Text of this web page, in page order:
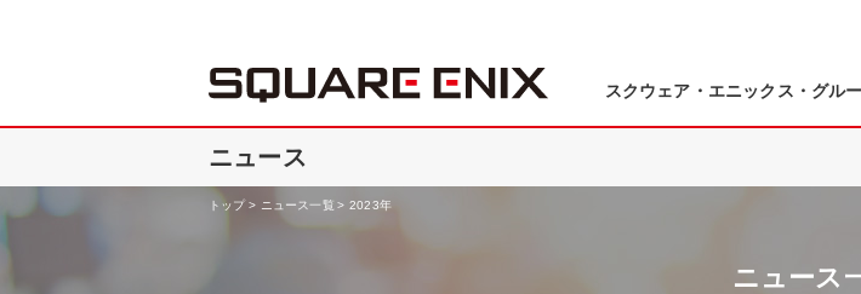
スクウェア・エニックス・グル
ニュース
トップ ニュース一覧 2023年
ニュース